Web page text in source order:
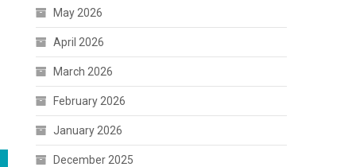
May 2026
April 2026
March 2026
February 2026
January 2026
December 2025